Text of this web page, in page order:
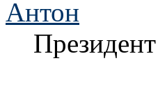
Антон